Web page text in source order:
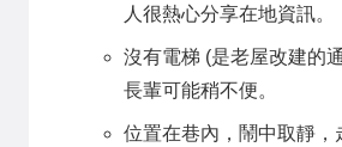
人很熱心分享在地資訊。
沒有電梯 (是老屋改建的
長輩可能稍不便。
位置在巷內，鬧中取靜，